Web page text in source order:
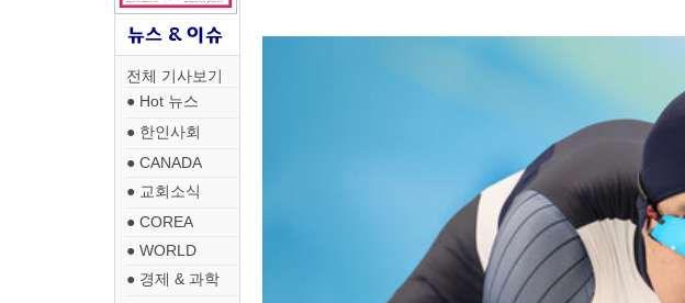
전체 기사보기
● Hot 뉴스
● 한인사회
● CANADA
● 교회소식
● COREA
● WORLD
● 경제 & 과학